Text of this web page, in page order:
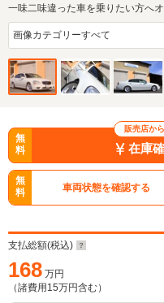
一味二味違った車を乗りたい方へ
販売店か
無
料
在庫
無
料
車両状態を確認する
支払総額(税込)
168 万円
（諸費用 15万円含む）